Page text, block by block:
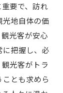
キルと資
要で、訪れ
地自体の価
光客が安心
に把握し、必
光客がトラ
とも求めら